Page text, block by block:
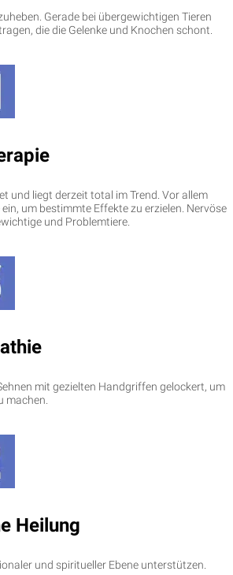
Gerade bei übergewichtigen Tieren
die die Gelenke und Knochen schont.
und liegt derzeit total im Trend. Vor allem
um bestimmte Effekte zu erzielen. Nervöse
und Problemtiere.
mit gezielten Handgriffen gelockert, um
machen.
Heilung
und spiritueller Ebene unterstützen.